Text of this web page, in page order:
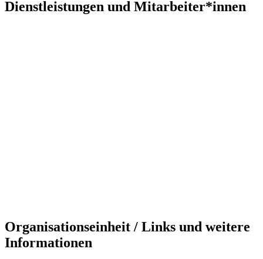
Dienstleistungen und Mitarbeiter*innen
Organisationseinheit / Links und weitere
Informationen